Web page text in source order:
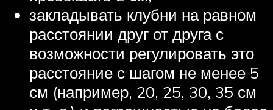
закладывать клубни на равном
расстоянии друг от друга с
возможности регулировать это
расстояние с шагом не менее 5
см (например, 20, 25, 30, 35 см